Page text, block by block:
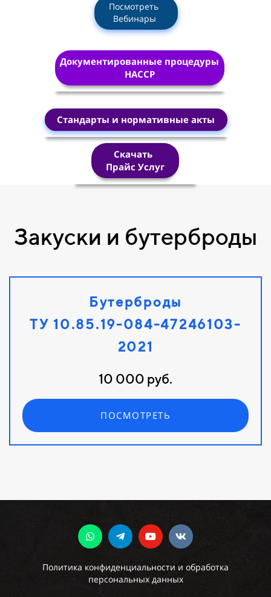
Посмотреть
Вебинары
Скачать
Прайс Услуг
Документированные процедуры
HACCP
Стандарты и нормативные акты
Закуски и бутерброды
Бутерброды
ТУ 10.85.19-084-47246103-
2021
10 000 руб.
ПОСМОТРЕТЬ
Политика конфиденциальности и обработка
персональных данных